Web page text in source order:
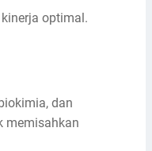
optimal.
dan
memisahkan